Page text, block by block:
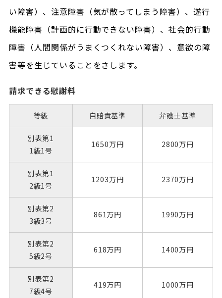
い障害）、注意障害（気が散ってしまう障害）、遂行
機能障害（計画的に行動できない障害）、社会的行動
障害（人間関係がうまくつくれない障害）、意欲の障
害等を生じていることをさします。
請求できる慰謝料
等級 自賠責基準 弁護士基準
別表第1
1級1号
1650万円 2800万円
別表第1
2級1号
1203万円 2370万円
別表第2
3級3号
861万円 1990万円
別表第2
5級2号
618万円 1400万円
別表第2
7級4号
419万円 1000万円